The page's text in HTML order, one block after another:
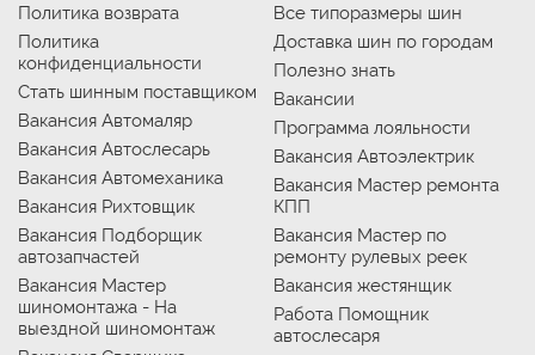
Политика возврата
Политика
конфиденциальности
Стать шинным поставщиком
Вакансия Автомаляр
Вакансия Автослесарь
Вакансия Автомеханика
Вакансия Рихтовщик
Вакансия Подборщик
автозапчастей
Вакансия Мастер
шиномонтажа - На
выездной шиномонтаж
Все типоразмеры шин
Доставка шин по городам
Полезно знать
Вакансии
Программа лояльности
Вакансия Автоэлектрик
Вакансия Мастер ремонта
КПП
Вакансия Мастер по
ремонту рулевых реек
Вакансия жестянщик
Работа Помощник
автослесаря